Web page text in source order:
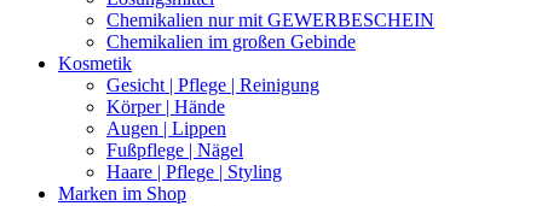
Chemikalien nur mit GEWERBESCHEIN
Chemikalien im großen Gebinde
Kosmetik
Gesicht | Pflege | Reinigung
Körper | Hände
Augen | Lippen
Fußpflege | Nägel
Haare | Pflege | Styling
Marken im Shop